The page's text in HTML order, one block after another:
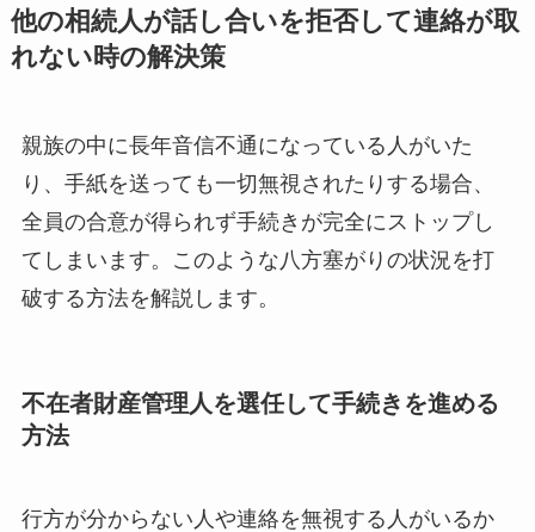
他の相続人が話し合いを拒否して連絡が取
れない時の解決策
親族の中に長年音信不通になっている人がいた
り、手紙を送っても一切無視されたりする場合、
全員の合意が得られず手続きが完全にストップし
てしまいます。このような八方塞がりの状況を打
破する方法を解説します。
不在者財産管理人を選任して手続きを進める
方法
行方が分からない人や連絡を無視する人がいるか